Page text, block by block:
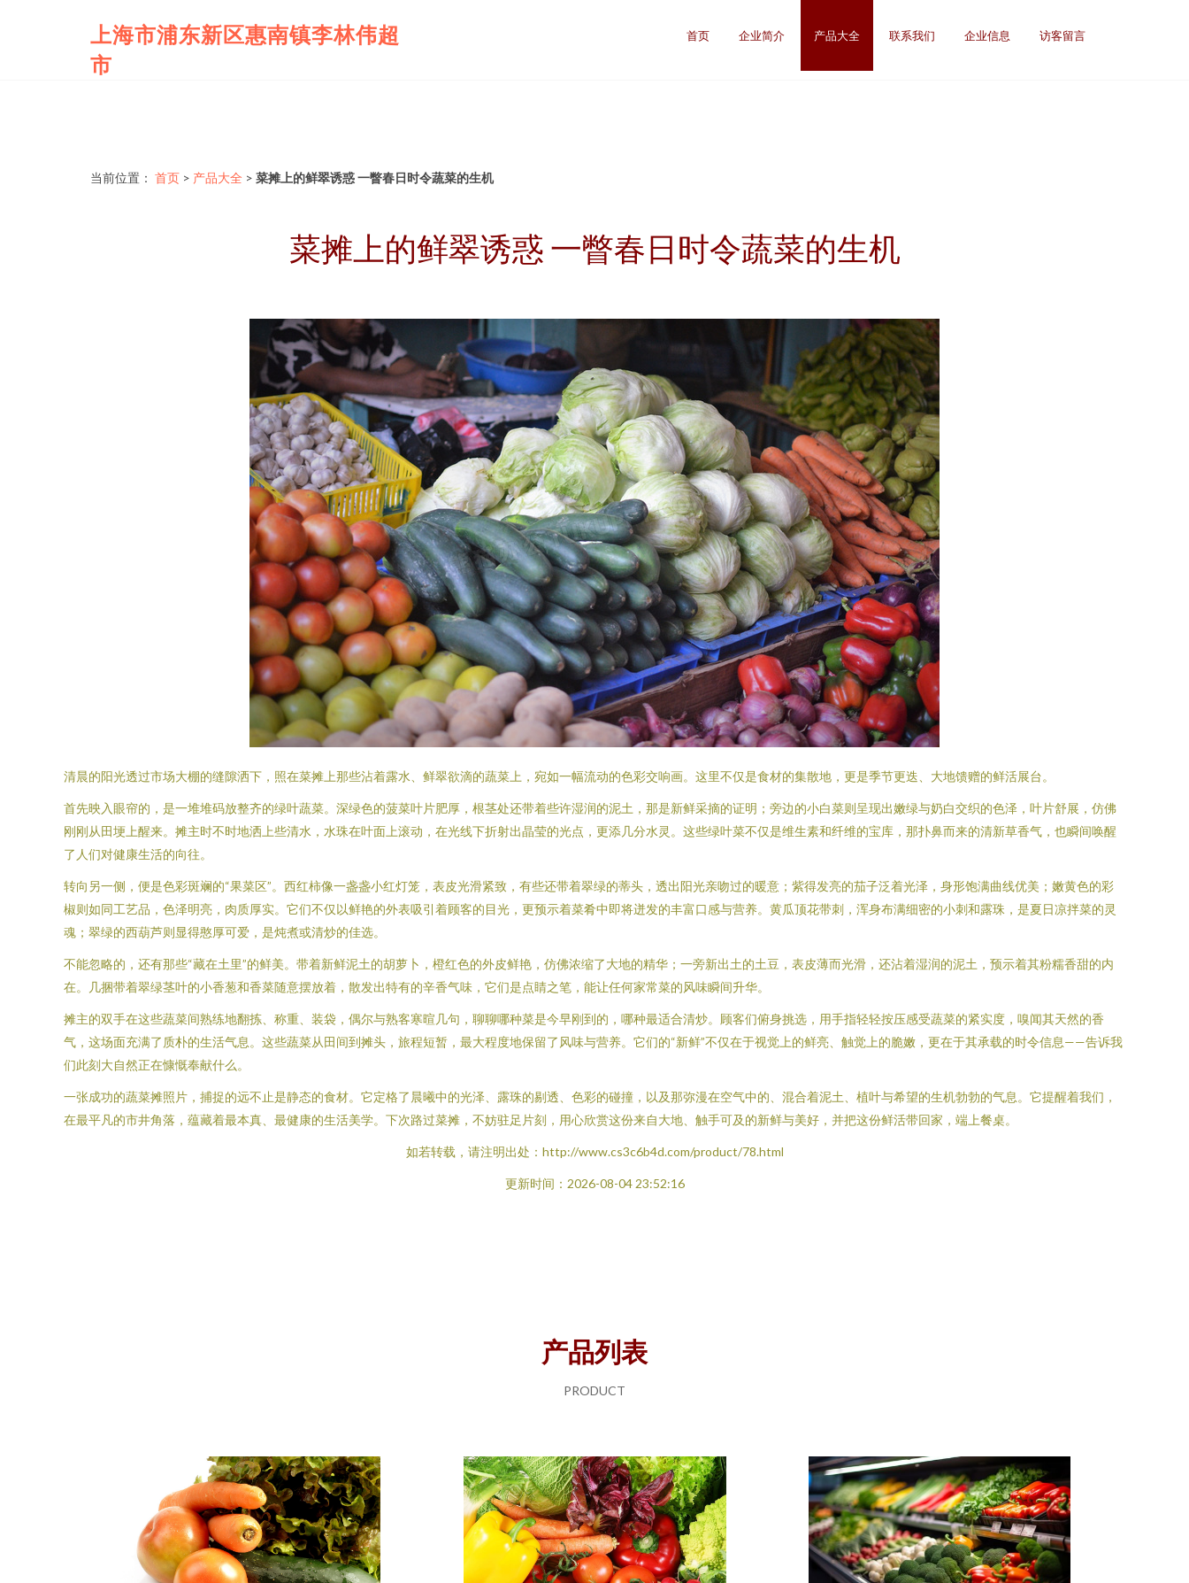
上海市浦东新区惠南镇李林伟超
市
首页 企业简介 产品大全 联系我们 企业信息 访客留言
当前位置： 首页 > 产品大全 > 菜摊上的鲜翠诱惑 一瞥春日时令蔬菜的生机
菜摊上的鲜翠诱惑 一瞥春日时令蔬菜的生机
清晨的阳光透过市场大棚的缝隙洒下，照在菜摊上那些沾着露水、鲜翠欲滴的蔬菜上，宛如一幅流动的色彩交响画。这里不仅是食材的集散地，更是季节更迭、大地馈赠的鲜活展台。
首先映入眼帘的，是一堆堆码放整齐的绿叶蔬菜。深绿色的菠菜叶片肥厚，根茎处还带着些许湿润的泥土，那是新鲜采摘的证明；旁边的小白菜则呈现出嫩绿与奶白交织的色泽，叶片舒展，仿佛
刚刚从田埂上醒来。摊主时不时地洒上些清水，水珠在叶面上滚动，在光线下折射出晶莹的光点，更添几分水灵。这些绿叶菜不仅是维生素和纤维的宝库，那扑鼻而来的清新草香气，也瞬间唤醒
了人们对健康生活的向往。
转向另一侧，便是色彩斑斓的“果菜区”。西红柿像一盏盏小红灯笼，表皮光滑紧致，有些还带着翠绿的蒂头，透出阳光亲吻过的暖意；紫得发亮的茄子泛着光泽，身形饱满曲线优美；嫩黄色的彩
椒则如同工艺品，色泽明亮，肉质厚实。它们不仅以鲜艳的外表吸引着顾客的目光，更预示着菜肴中即将迸发的丰富口感与营养。黄瓜顶花带刺，浑身布满细密的小刺和露珠，是夏日凉拌菜的灵
魂；翠绿的西葫芦则显得憨厚可爱，是炖煮或清炒的佳选。
不能忽略的，还有那些“藏在土里”的鲜美。带着新鲜泥土的胡萝卜，橙红色的外皮鲜艳，仿佛浓缩了大地的精华；一旁新出土的土豆，表皮薄而光滑，还沾着湿润的泥土，预示着其粉糯香甜的内
在。几捆带着翠绿茎叶的小香葱和香菜随意摆放着，散发出特有的辛香气味，它们是点睛之笔，能让任何家常菜的风味瞬间升华。
摊主的双手在这些蔬菜间熟练地翻拣、称重、装袋，偶尔与熟客寒暄几句，聊聊哪种菜是今早刚到的，哪种最适合清炒。顾客们俯身挑选，用手指轻轻按压感受蔬菜的紧实度，嗅闻其天然的香
气，这场面充满了质朴的生活气息。这些蔬菜从田间到摊头，旅程短暂，最大程度地保留了风味与营养。它们的“新鲜”不仅在于视觉上的鲜亮、触觉上的脆嫩，更在于其承载的时令信息——告诉我
们此刻大自然正在慷慨奉献什么。
一张成功的蔬菜摊照片，捕捉的远不止是静态的食材。它定格了晨曦中的光泽、露珠的剔透、色彩的碰撞，以及那弥漫在空气中的、混合着泥土、植叶与希望的生机勃勃的气息。它提醒着我们，
在最平凡的市井角落，蕴藏着最本真、最健康的生活美学。下次路过菜摊，不妨驻足片刻，用心欣赏这份来自大地、触手可及的新鲜与美好，并把这份鲜活带回家，端上餐桌。
如若转载，请注明出处：http://www.cs3c6b4d.com/product/78.html
更新时间：2026-08-04 23:52:16
产品列表
PRODUCT